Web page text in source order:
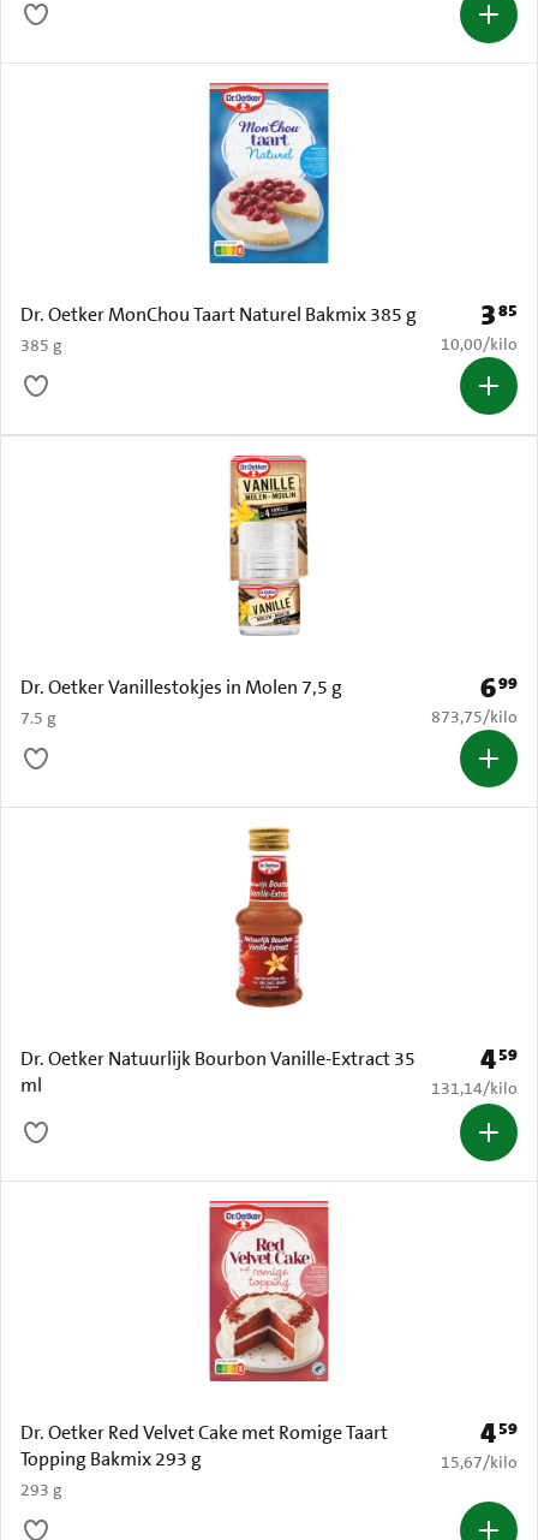
Dr. Oetker MonChou Taart Naturel Bakmix 385 g
385 g
Prijs:
385
€ 10,00 per
10,00/kilo
Dr. Oetker Vanillestokjes in Molen 7,5 g
7.5 g
Prijs:
699
€ 873,75 per
873,75/kilo
Dr. Oetker Natuurlijk Bourbon Vanille-Extract 35
ml
Prijs:
459
€ 131,14 per
131,14/kilo
Dr. Oetker Red Velvet Cake met Romige Taart
Topping Bakmix 293 g
293 g
Prijs:
459
€ 15,67 per
15,67/kilo